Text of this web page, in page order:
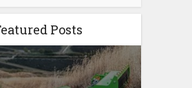
Posts